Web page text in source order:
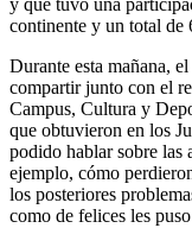
y que tuvo una
continente y un total de
Durante esta mañana,
compartir junto con el
Campus, Cultura y
que obtuvieron en los
podido hablar sobre las
ejemplo, cómo
los posteriores
como de felices les